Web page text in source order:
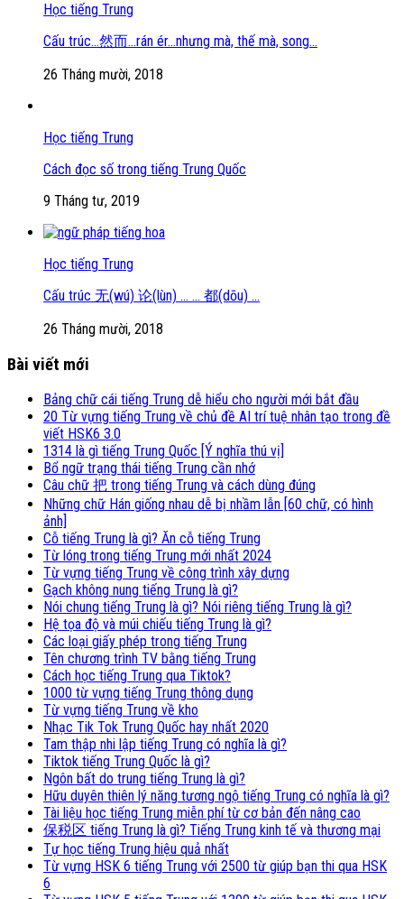
Học tiếng Trung
Cấu trúc…然而…rán ér…nhưng mà, thế mà, song…
26 Tháng mười, 2018
Học tiếng Trung
Cách đọc số trong tiếng Trung Quốc
9 Tháng tư, 2019
Học tiếng Trung
Cấu trúc 无(wú) 论(lùn) … … 都(dōu) …
26 Tháng mười, 2018
Bài viết mới
Bảng chữ cái tiếng Trung dễ hiểu cho người mới bắt đầu
20 Từ vựng tiếng Trung về chủ đề AI trí tuệ nhân tạo trong đề
viết HSK6 3.0
1314 là gì tiếng Trung Quốc [Ý nghĩa thú vị]
Bổ ngữ trạng thái tiếng Trung cần nhớ
Câu chữ 把 trong tiếng Trung và cách dùng đúng
Những chữ Hán giống nhau dễ bị nhầm lẫn [60 chữ, có hình
ảnh]
Cỗ tiếng Trung là gì? Ăn cỗ tiếng Trung
Từ lóng trong tiếng Trung mới nhất 2024
Từ vựng tiếng Trung về công trình xây dựng
Gạch không nung tiếng Trung là gì?
Nói chung tiếng Trung là gì? Nói riêng tiếng Trung là gì?
Hệ tọa độ và múi chiếu tiếng Trung là gì?
Các loại giấy phép trong tiếng Trung
Tên chương trình TV bằng tiếng Trung
Cách học tiếng Trung qua Tiktok?
1000 từ vựng tiếng Trung thông dụng
Từ vựng tiếng Trung về kho
Nhạc Tik Tok Trung Quốc hay nhất 2020
Tam thập nhi lập tiếng Trung có nghĩa là gì?
Tiktok tiếng Trung Quốc là gì?
Ngôn bất do trung tiếng Trung là gì?
Hữu duyên thiên lý năng tương ngộ tiếng Trung có nghĩa là gì?
Tài liệu học tiếng Trung miễn phí từ cơ bản đến nâng cao
保税区 tiếng Trung là gì? Tiếng Trung kinh tế và thương mại
Tự học tiếng Trung hiệu quả nhất
Từ vựng HSK 6 tiếng Trung với 2500 từ giúp bạn thi qua HSK
6